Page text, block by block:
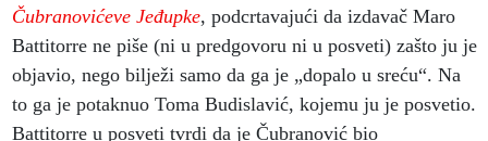
Čubranovićeve Jeđupke, podcrtavajući da izdavač Maro
Battitorre ne piše (ni u predgovoru ni u posveti) zašto ju je
objavio, nego bilježi samo da ga je „dopalo u sreću“. Na
to ga je potaknuo Toma Budislavić, kojemu ju je posvetio.
Battitorre u posveti tvrdi da je Čubranović bio